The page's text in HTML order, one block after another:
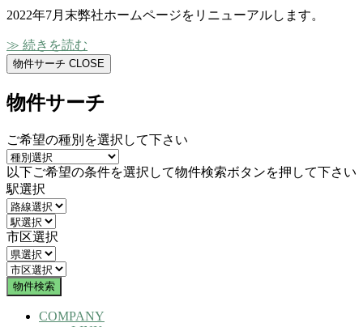
2022年7月末弊社ホームページをリニューアルします。
≫ 続きを読む
物件サーチ CLOSE
物件サーチ
ご希望の種別を選択して下さい
以下ご希望の条件を選択して物件検索ボタンを押して下さい
駅選択
市区選択
COMPANY